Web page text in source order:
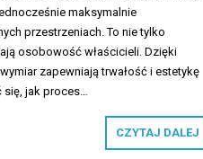
maksymalnie
przestrzeniach. To nie tylko
osobowość właścicieli. Dzięki
zapewniają trwałość i estetykę
jak proces…
CZYTAJ DALEJ